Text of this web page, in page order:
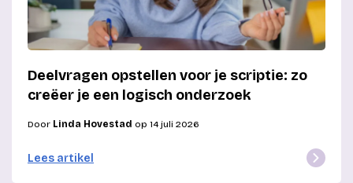
Deelvragen opstellen voor je scriptie: zo
creëer je een logisch onderzoek
Door Linda Hovestad op 14 juli 2026
Lees artikel